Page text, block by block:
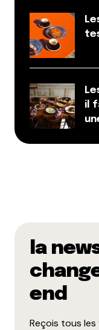
il
la
end
Reçois tous